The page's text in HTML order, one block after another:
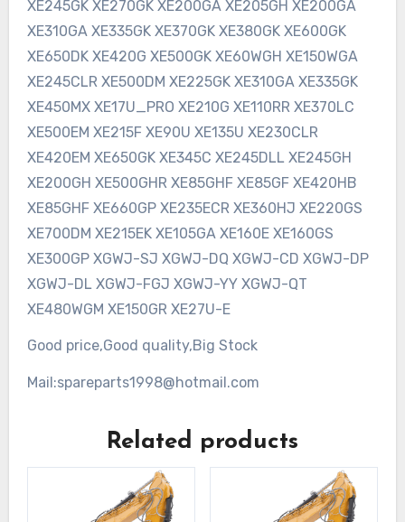
XE245GK XE270GK XE200GA XE205GH XE200GA
XE310GA XE335GK XE370GK XE380GK XE600GK
XE650DK XE420G XE500GK XE60WGH XE150WGA
XE245CLR XE500DM XE225GK XE310GA XE335GK
XE450MX XE17U_PRO XE210G XE110RR XE370LC
XE500EM XE215F XE90U XE135U XE230CLR
XE420EM XE650GK XE345C XE245DLL XE245GH
XE200GH XE500GHR XE85GHF XE85GF XE420HB
XE85GHF XE660GP XE235ECR XE360HJ XE220GS
XE700DM XE215EK XE105GA XE160E XE160GS
XE300GP XGWJ-SJ XGWJ-DQ XGWJ-CD XGWJ-DP
XGWJ-DL XGWJ-FGJ XGWJ-YY XGWJ-QT
XE480WGM XE150GR XE27U-E
Good price,Good quality,Big Stock
Mail:spareparts1998@hotmail.com
Related products